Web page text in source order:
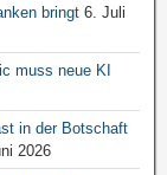
bringt 6. Juli
muss neue KI
in der Botschaft
2026